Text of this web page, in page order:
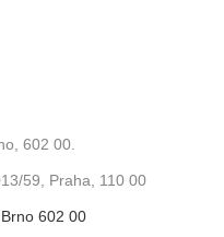
602 00.
59, Praha, 110 00
602 00